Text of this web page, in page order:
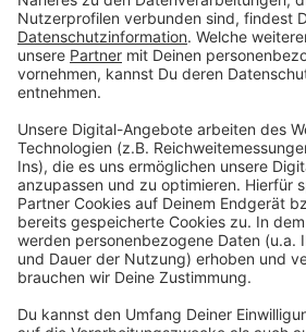
Infos zum Programm
Landeshauptstadt Düsseldorf
Jüdische Gemeinde Düsseldorf
Fortuna Düsseldorf
Hier informiert die Bundeszentrale
Bildung